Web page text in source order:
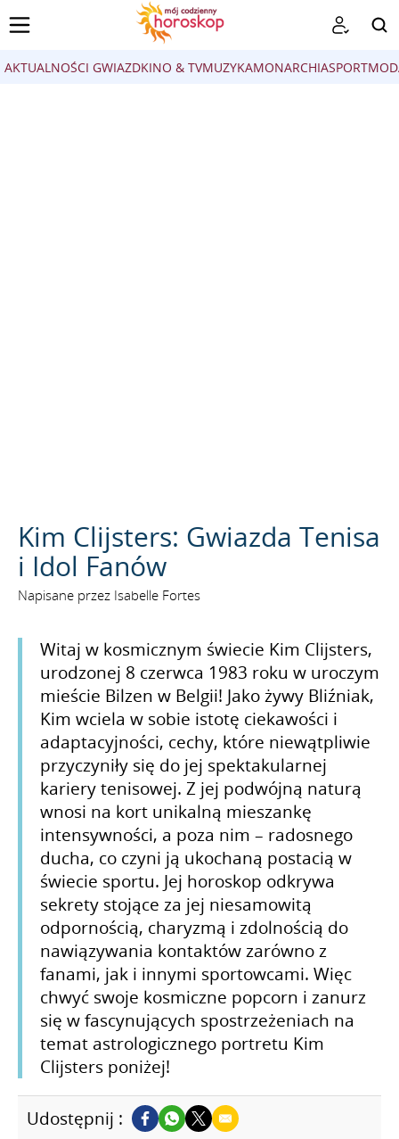
AKTUALNOŚCI GWIAZDKINO & TVMUZYKAMONARCHIASPORT
Kim Clijsters: Gwiazda Tenisa
i Idol Fanów
Napisane przez Isabelle Fortes
Witaj w kosmicznym świecie Kim Clijsters,
urodzonej 8 czerwca 1983 roku w uroczym
mieście Bilzen w Belgii! Jako żywy Bliźniak,
Kim wciela w sobie istotę ciekawości i
adaptacyjności, cechy, które niewątpliwie
przyczyniły się do jej spektakularnej
kariery tenisowej. Z jej podwójną naturą
wnosi na kort unikalną mieszankę
intensywności, a poza nim – radosnego
ducha, co czyni ją ukochaną postacią w
świecie sportu. Jej horoskop odkrywa
sekrety stojące za jej niesamowitą
odpornością, charyzmą i zdolnością do
nawiązywania kontaktów zarówno z
fanami, jak i innymi sportowcami. Więc
chwyć swoje kosmiczne popcorn i zanurz
się w fascynujących spostrzeżeniach na
temat astrologicznego portretu Kim
Clijsters poniżej!
Udostępnij :